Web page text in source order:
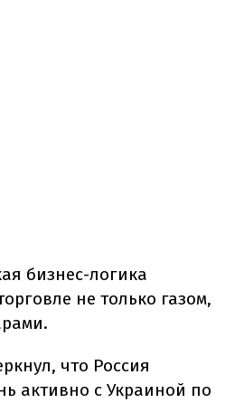
бизнес-логика
не только газом,
что Россия
активно с Украиной по